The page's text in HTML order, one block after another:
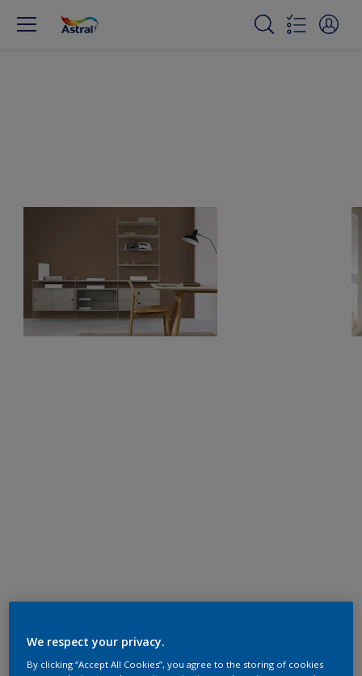
We respect your privacy.
By clicking “Accept All Cookies”, you agree to the storing of cookies